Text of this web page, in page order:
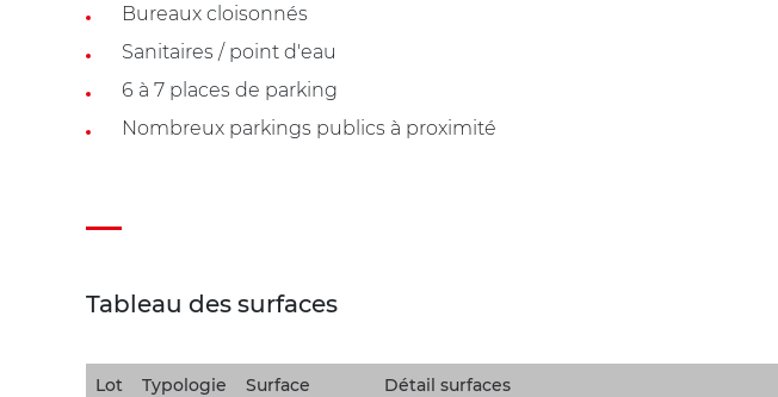
Bureaux cloisonnés
Sanitaires / point d'eau
6 à 7 places de parking
Nombreux parkings publics à proximité
Tableau des surfaces
Lot Typologie
Surface
Détail surfaces